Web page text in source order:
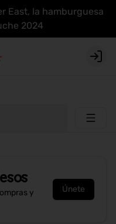
East, la hamburguesa
2024
Login
y
Únete